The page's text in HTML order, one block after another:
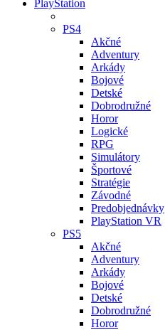
PlayStation
PS4
Akčné
Adventury
Arkády
Bojové
Detské
Dobrodružné
Horor
Logické
RPG
Simulátory
Športové
Stratégie
Závodné
Predobjednávky
PlayStation VR
PS5
Akčné
Adventury
Arkády
Bojové
Detské
Dobrodružné
Horor